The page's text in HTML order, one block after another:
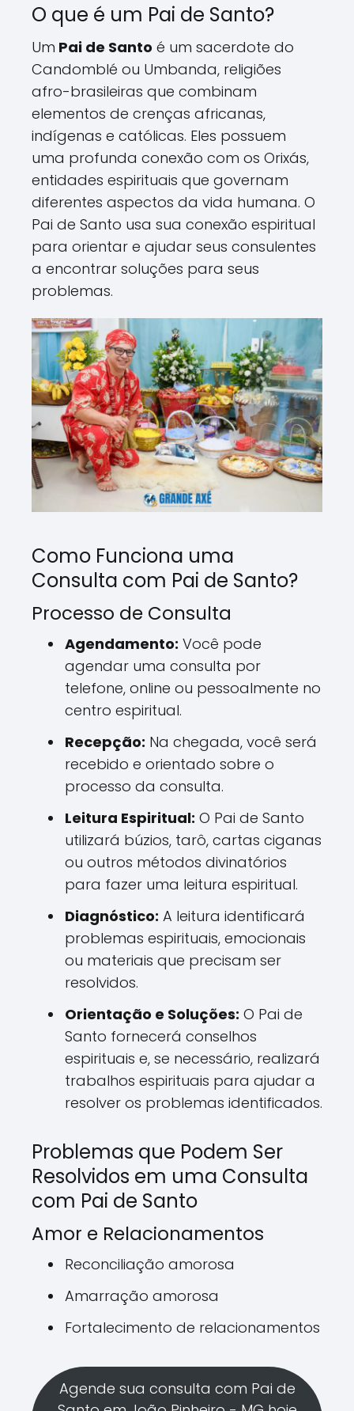
O que é um Pai de Santo?
Um Pai de Santo é um sacerdote do
Candomblé ou Umbanda, religiões
afro-brasileiras que combinam
elementos de crenças africanas,
indígenas e católicas. Eles possuem
uma profunda conexão com os Orixás,
entidades espirituais que governam
diferentes aspectos da vida humana. O
Pai de Santo usa sua conexão espiritual
para orientar e ajudar seus consulentes
a encontrar soluções para seus
problemas.
Como Funciona uma
Consulta com Pai de Santo?
Processo de Consulta
Agendamento: Você pode
agendar uma consulta por
telefone, online ou pessoalmente no
centro espiritual.
Recepção: Na chegada, você será
recebido e orientado sobre o
processo da consulta.
Leitura Espiritual: O Pai de Santo
utilizará búzios, tarô, cartas ciganas
ou outros métodos divinatórios
para fazer uma leitura espiritual.
Diagnóstico: A leitura identificará
problemas espirituais, emocionais
ou materiais que precisam ser
resolvidos.
Orientação e Soluções: O Pai de
Santo fornecerá conselhos
espirituais e, se necessário, realizará
trabalhos espirituais para ajudar a
resolver os problemas identificados.
Problemas que Podem Ser
Resolvidos em uma Consulta
com Pai de Santo
Amor e Relacionamentos
Reconciliação amorosa
Amarração amorosa
Fortalecimento de relacionamentos
Agende sua consulta com Pai de